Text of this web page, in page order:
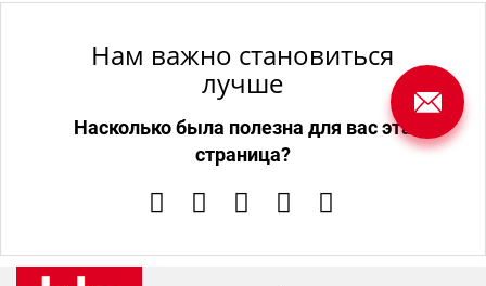
Нам важно становиться
лучше
Насколько была полезна для вас эта
страница?